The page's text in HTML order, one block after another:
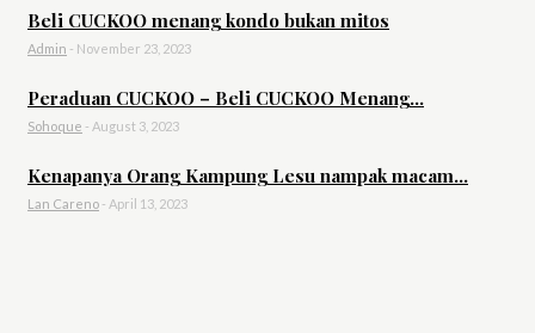
Beli CUCKOO menang kondo bukan mitos
Admin - November 23, 2023
Peraduan CUCKOO – Beli CUCKOO Menang...
Sohoque - August 3, 2023
Kenapanya Orang Kampung Lesu nampak macam...
Lan Careno - April 13, 2023